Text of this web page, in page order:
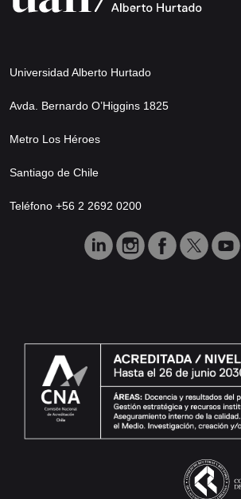
Universidad Alberto Hurtado
Avda. Bernardo O’Higgins 1825
Metro Los Héroes
Santiago de Chile
Teléfono +56 2 2692 0200